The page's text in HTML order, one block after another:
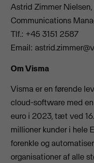
Astrid Zimmer
Communications
Tlf.: +45 3151 2587
Email:
Om Visma
Visma er en førende
cloud-software med
euro i 2023, tæt ved
millioner kunder i hele
forenkle og
organisationer af alle